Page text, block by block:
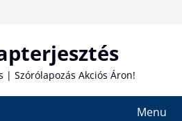
| Szórólapozás Akciós Áron!
Menu